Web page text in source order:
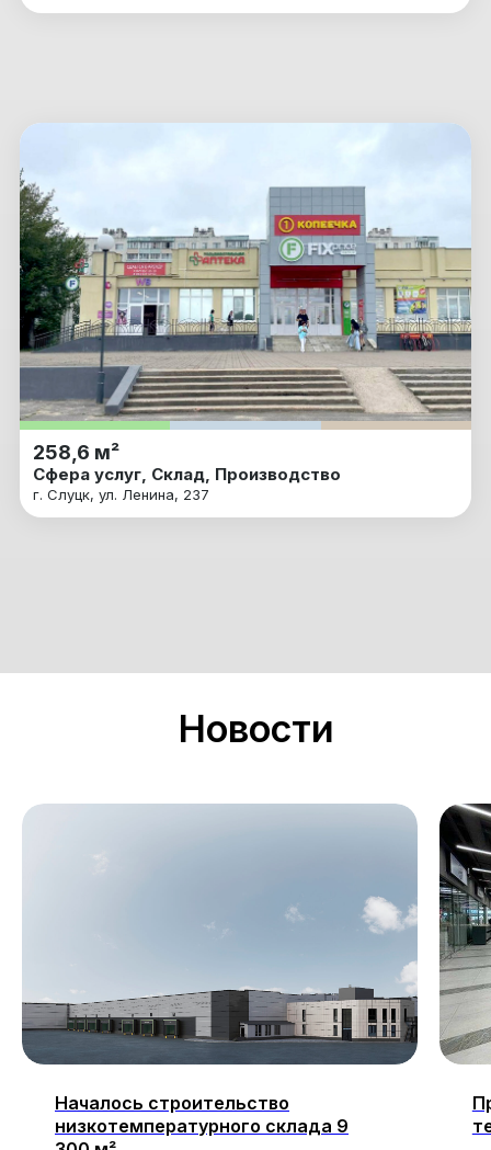
258,6 м²
Сфера услуг, Склад, Производство
г. Слуцк, ул. Ленина, 237
Новости
Началось строительство
низкотемпературного склада 9